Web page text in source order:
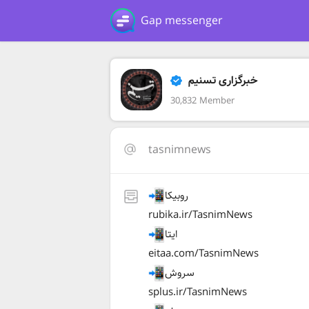
Gap messenger
خبرگزاری تسنیم
30,832 Member
tasnimnews
روبیکا
rubika.ir/TasnimNews
ایتا
eitaa.com/TasnimNews
سروش
splus.ir/TasnimNews